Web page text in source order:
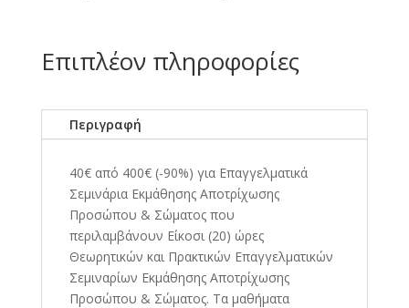
Επιπλέον πληροφορίες
Περιγραφή
40€ από 400€ (-90%) για Επαγγελματικά
Σεμινάρια Εκμάθησης Αποτρίχωσης
Προσώπου & Σώματος που
περιλαμβάνουν Είκοσι (20) ώρες
Θεωρητικών και Πρακτικών Επαγγελματικών
Σεμιναρίων Εκμάθησης Αποτρίχωσης
Προσώπου & Σώματος. Τα μαθήματα